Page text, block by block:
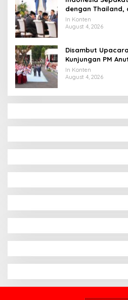
dengan Thailand,
Ekonomi Digital
In Konten
August 4, 2026
Disambut
Kunjungan PM
Hubungan
In Konten
August 4, 2026